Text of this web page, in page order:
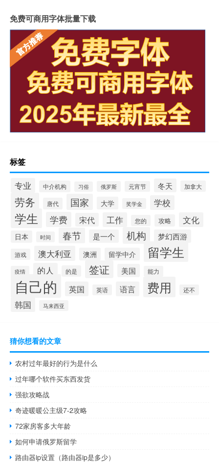
免费可商用字体批量下载
标签
专业 中介机构 习俗 俄罗斯 元宵节 冬天 加拿大
劳务 唐代 国家 大学 奖学金 学校
学生 学费 宋代 工作 您的 攻略 文化
日本 时间 春节 是一个 机构 梦幻西游
游戏 澳大利亚 澳洲 留学中介 留学生
疫情 的人 的是 签证 美国 能力
自己的 英国 英语 语言 费用 还不
韩国 马来西亚
猜你想看的文章
农村过年最好的行为是什么
过年哪个软件买东西发货
强欲攻略战
奇迹暖暖公主级7-2攻略
72家房客多大年龄
如何申请俄罗斯留学
路由器ip设置（路由器ip是多少）